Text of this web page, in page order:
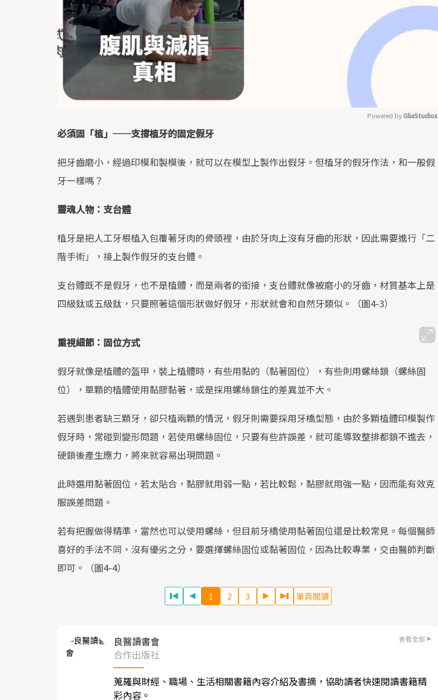
Powered by GliaStudios
必須固「植」──支撐植牙的固定假牙
把牙齒磨小，經過印模和製模後，就可以在模型上製作出假牙。但植牙的假牙作法，和一般假
牙一樣嗎？
靈魂人物：支台體
植牙是把人工牙根植入包覆著牙肉的骨頭裡，由於牙肉上沒有牙齒的形狀，因此需要進行「二
階手術」，接上製作假牙的支台體。
支台體既不是假牙，也不是植體，而是兩者的銜接，支台體就像被磨小的牙齒，材質基本上是
四級鈦或五級鈦，只要照著這個形狀做好假牙，形狀就會和自然牙類似。（圖4-3）
重視細節：固位方式
假牙就像是植體的盔甲，裝上植體時，有些用黏的（黏著固位），有些則用螺絲鎖（螺絲固
位），單顆的植體使用黏膠黏著，或是採用螺絲鎖住的差異並不大。
若遇到患者缺三顆牙，卻只植兩顆的情況，假牙則需要採用牙橋型態，由於多顆植體印模製作
假牙時，常碰到變形問題，若使用螺絲固位，只要有些許誤差，就可能導致整排都鎖不進去，
硬鎖後產生應力，將來就容易出現問題。
此時選用黏著固位，若太貼合，黏膠就用弱一點，若比較鬆，黏膠就用強一點，因而能有效克
服誤差問題。
若有把握做得精準，當然也可以使用螺絲，但目前牙橋使用黏著固位還是比較常見。每個醫師
喜好的手法不同，沒有優劣之分，要選擇螺絲固位或黏著固位，因為比較專業，交由醫師判斷
即可。（圖4-4）
1 2 3 單頁閱讀
良醫讀書會 查看全部
合作出版社
蒐羅與財經、職場、生活相關書籍內容介紹及書摘，協助讀者快速閱讀書籍精
彩內容。